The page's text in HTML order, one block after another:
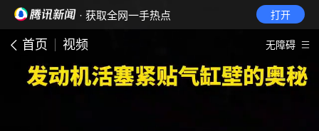
· 获取全网一手热点 打开
首页 视频 无障碍